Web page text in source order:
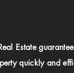
Estate
quickly and